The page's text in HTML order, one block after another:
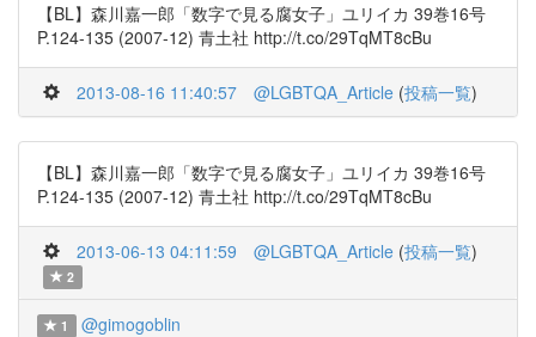
【BL】森川嘉一郎「数字で見る腐女子」ユリイカ 39巻16号
P.124-135 (2007-12) 青土社 http://t.co/29TqMT8cBu
2013-08-16 11:40:57 @LGBTQA_Article (投稿一覧)
【BL】森川嘉一郎「数字で見る腐女子」ユリイカ 39巻16号
P.124-135 (2007-12) 青土社 http://t.co/29TqMT8cBu
2013-06-13 04:11:59 @LGBTQA_Article (投稿一覧)
2
1 @gimogoblin